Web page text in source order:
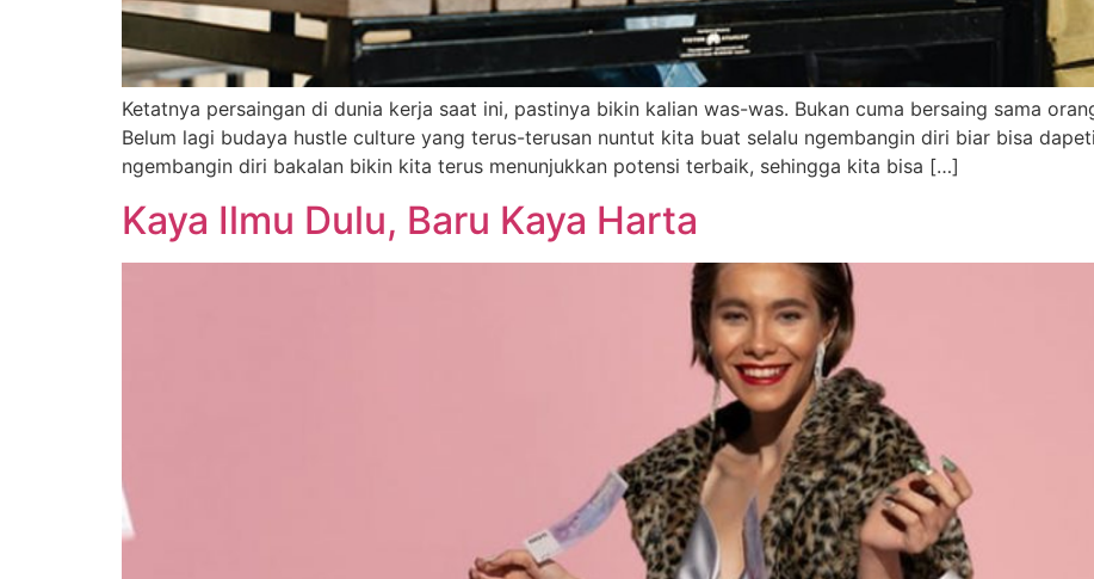
Ketatnya persaingan di dunia kerja saat ini, pastinya bikin kalian was-was. Bukan cuma bersaing sama
Belum lagi budaya hustle culture yang terus-terusan nuntut kita buat selalu ngembangin diri biar bisa
ngembangin diri bakalan bikin kita terus menunjukkan potensi terbaik, sehingga kita bisa […]
Kaya Ilmu Dulu, Baru Kaya Harta